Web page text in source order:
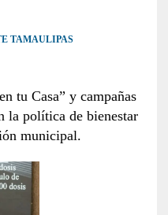
TAMAULIPAS
tu Casa” y campañas
la política de bienestar
municipal.